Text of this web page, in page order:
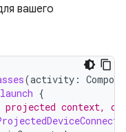
вашего
(activity :
launch {
context,